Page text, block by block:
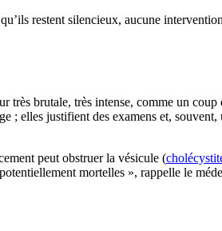
restent silencieux, aucune
très brutale, très intense, comme un
elles justifient des examens et,
peut obstruer la vésicule (
mortelles », rappelle le